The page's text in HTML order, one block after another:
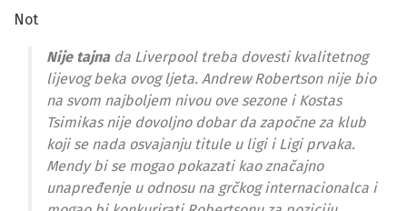
Not
Nije tajnada Liverpool treba dovesti kvalitetnog
lijevog beka ovog ljeta. Andrew Robertson nije bio
na svom najboljem nivou ove sezone i Kostas
Tsimikas nije dovoljno dobar da započne za klub
koji se nada osvajanju titule u ligi i Ligi prvaka.
Mendy bi se mogao pokazati kao značajno
unapređenje u odnosu na grčkog internacionalca i